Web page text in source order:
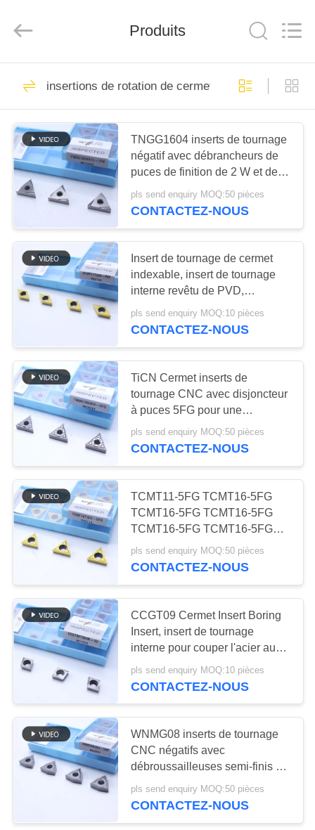
MAISON
PRODUITS
VIDÉO
PROPOS
DE
VISITE
DE
L'USINE
CATALOGUE
NOUS
CONTACTER
NOUVELLES
DEMANDEZ
UN DEVIS
PLAN
DU
SITE
POLITIQUE
CONFIDENTIALITÉ
Advanced
Materials
Rights
insertions de
rotation de cermet
272
Insertions de
rotation de carbure
166
Insertions de
fraisage de
commande
numérique par
ordinateur
Commande
numérique par
ordinateur cannelant
des insertions
30
Insertions
d'incidence de
cermet
Produits
insertions de rotation de cermet
TNGG1604 inserts de tournage
négatif avec débrancheurs de
puces de finition de 2 W et de
qualité MC1020/PV1120
pls send enquiry MOQ:50 pièces
CONTACTEZ-NOUS
Insert de tournage de cermet
indexable, insert de tournage
interne revêtu de PVD,
déchiffreur de finition
DCMT11T302, couleur dorée
pls send enquiry MOQ:10 pièces
CONTACTEZ-NOUS
TiCN Cermet inserts de
tournage CNC avec disjoncteur
à puces 5FG pour une
résistance à l'usure dans
l'usinage
pls send enquiry MOQ:50 pièces
CONTACTEZ-NOUS
TCMT11-5FG TCMT16-5FG
TCMT16-5FG TCMT16-5FG
TCMT16-5FG TCMT16-5FG
TCMT16-5FG TCMT16-5FG
TCMT16-5FG TCMT16-5FG
pls send enquiry MOQ:50 pièces
CONTACTEZ-NOUS
CCGT09 Cermet Insert Boring
Insert, insert de tournage
interne pour couper l'acier au
carbone, l'acier à faible alliage,
l'alimentation faible, insert
pls send enquiry MOQ:10 pièces
CONTACTEZ-NOUS
WNMG08 inserts de tournage
CNC négatifs avec
débroussailleuses semi-finis de
5 MT, inserts de tournage
Cermet
pls send enquiry MOQ:50 pièces
CONTACTEZ-NOUS